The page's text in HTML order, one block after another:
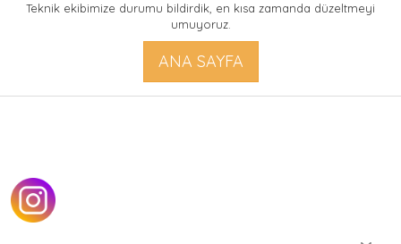
Teknik ekibimize durumu bildirdik, en kısa zamanda düzeltmeyi
umuyoruz.
ANA SAYFA